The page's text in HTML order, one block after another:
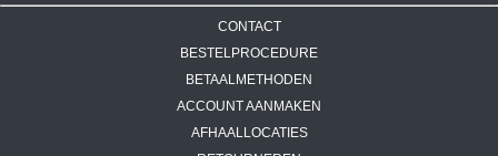
CONTACT
BESTELPROCEDURE
BETAALMETHODEN
ACCOUNT AANMAKEN
AFHAALLOCATIES